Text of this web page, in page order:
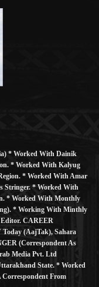
* Worked With Dainik
* Worked With Kalyug
* Worked With Amar
Stringer. * Worked With
* Worked With Monthly
* Working With Minthly
CAREER
(AajTak), Sahara
(Correspondent As
Media Pvt. Ltd
State. * Worked
From